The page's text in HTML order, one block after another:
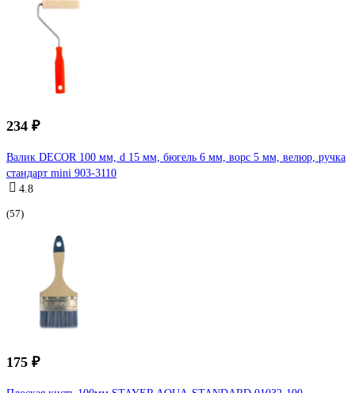
234 ₽
Валик DECOR 100 мм, d 15 мм, бюгель 6 мм, ворс 5 мм, велюр, ручка
стандарт mini 903-3110
4.8
(57)
175 ₽